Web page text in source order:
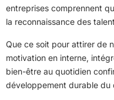
entreprises comprennent
la reconnaissance des
Que ce soit pour attirer de
motivation en interne,
bien-être au quotidien
développement durable du